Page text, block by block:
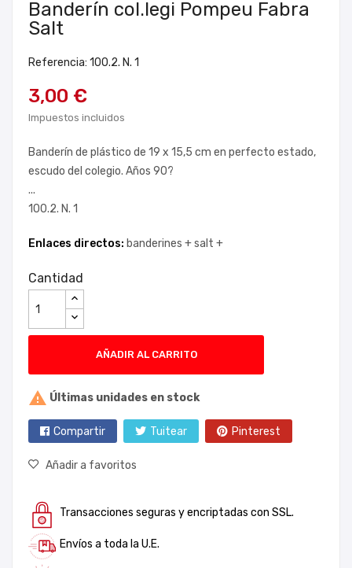
Banderín col.legi Pompeu Fabra
Salt
Referencia: 100.2. N. 1
3,00 €
Impuestos incluidos
Banderín de plástico de 19 x 15,5 cm en perfecto estado,
escudo del colegio. Años 90?
...
100.2. N. 1
Enlaces directos: banderines +salt +
Cantidad
AÑADIR AL CARRITO
 Últimas unidades en stock
Compartir Tuitear Pinterest
Añadir a favoritos
Transacciones seguras y encriptadas con SSL.
Envíos a toda la U.E.